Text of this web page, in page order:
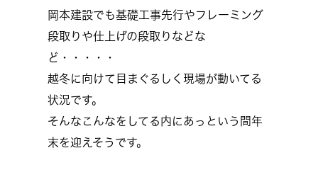
岡本建設でも基礎工事先行やフレーミング
段取りや仕上げの段取りなどな
ど・・・・・
越冬に向けて目まぐるしく現場が動いてる
状況です。
そんなこんなをしてる内にあっという間年
末を迎えそうです。